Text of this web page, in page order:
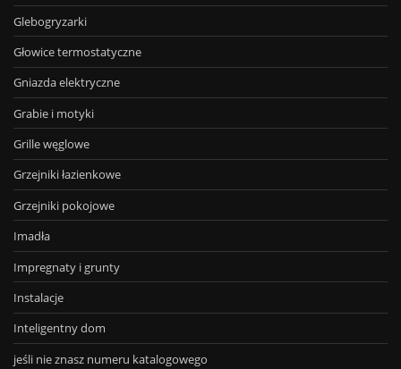
Glebogryzarki
Głowice termostatyczne
Gniazda elektryczne
Grabie i motyki
Grille węglowe
Grzejniki łazienkowe
Grzejniki pokojowe
Imadła
Impregnaty i grunty
Instalacje
Inteligentny dom
jeśli nie znasz numeru katalogowego